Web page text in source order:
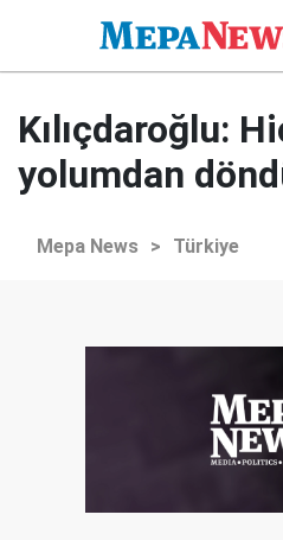
Kılıçdaroğlu:
yolumdan
Mepa News > Türkiye